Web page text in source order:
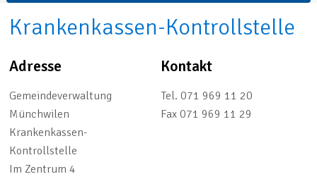
Krankenkassen-Kontrollstelle
Adresse
Gemeindeverwaltung
Münchwilen
Krankenkassen-
Kontrollstelle
Im Zentrum 4
Kontakt
Tel. 071 969 11 20
Fax 071 969 11 29